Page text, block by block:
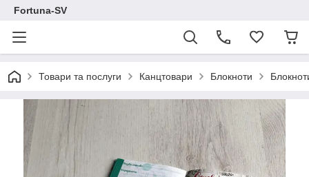
Fortuna-SV
Товари та послуги Канцтовари Блокноти